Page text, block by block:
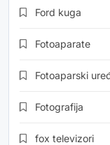
Ford kuga
Fotoaparate
Fotoaparski
Fotografija
fox televizori